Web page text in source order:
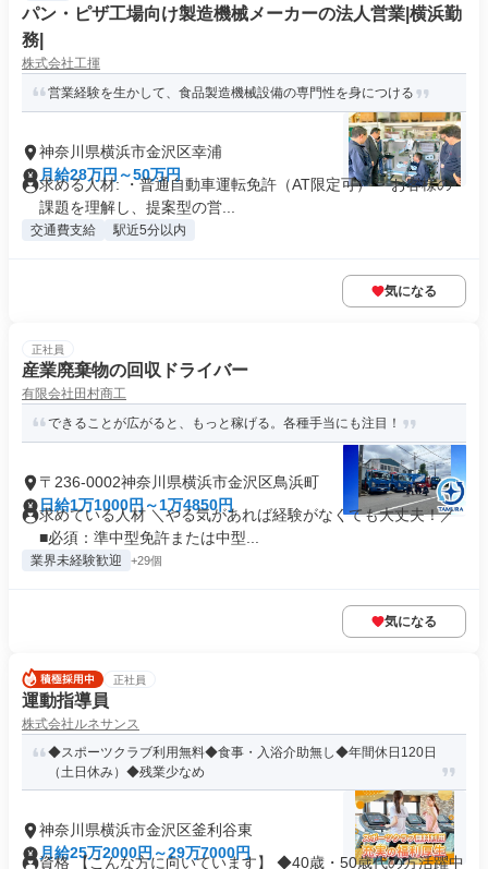
パン・ピザ工場向け製造機械メーカーの法人営業|横浜勤
務|
株式会社工揮
営業経験を生かして、食品製造機械設備の専門性を身につける
神奈川県横浜市金沢区幸浦
月給28万円～50万円
求める人材: ・普通自動車運転免許（AT限定可） ・お客様の
課題を理解し、提案型の営...
交通費支給 駅近5分以内
気になる
正社員
産業廃棄物の回収ドライバー
有限会社田村商工
できることが広がると、もっと稼げる。各種手当にも注目！
〒236-0002神奈川県横浜市金沢区鳥浜町
日給1万1000円～1万4850円
求めている人材 ＼やる気があれば経験がなくても大丈夫！／
■必須：準中型免許または中型...
業界未経験歓迎 +29個
気になる
正社員
運動指導員
株式会社ルネサンス
◆スポーツクラブ利用無料◆食事・入浴介助無し◆年間休日120日
（土日休み）◆残業少なめ
神奈川県横浜市金沢区釜利谷東
月給25万2000円～29万7000円
資格 【こんな方に向いています】 ◆40歳・50歳代の方活躍中